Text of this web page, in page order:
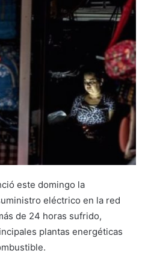
este domingo la
eléctrico en la red
de 24 horas sufrido,
plantas energéticas